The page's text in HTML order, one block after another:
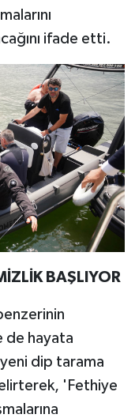
ifade etti.
BAŞLIYOR
de hayata
dip tarama
'Fethiye